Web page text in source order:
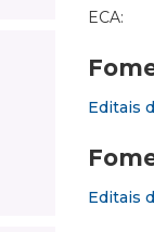
ECA:
Editais
Editais